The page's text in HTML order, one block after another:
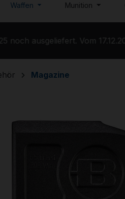
Waffen Munition
ausgeliefert. Vom
Magazine